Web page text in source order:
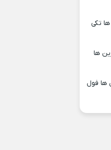
ها تکی
ها
ها فول